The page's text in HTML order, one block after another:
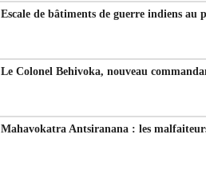
Escale de bâtiments de guerre indiens au
Le Colonel Behivoka, nouveau
Mahavokatra Antsiranana : les